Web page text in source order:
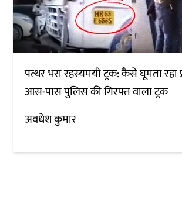
पत्थर भरा रहस्यमयी ट्रक: कैसे घूमता रहा
आस-पास पुलिस की गिरफ्त वाला ट्रक
अवधेश कुमार